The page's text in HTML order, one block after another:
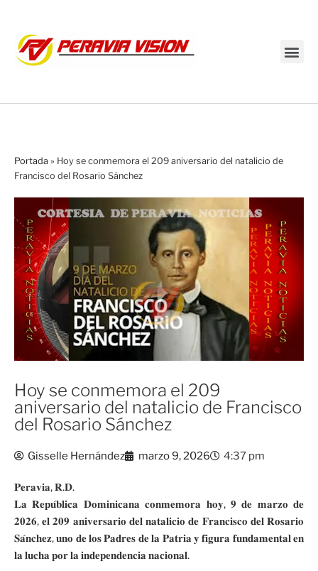
Portada » Hoy se conmemora el 209 aniversario del natalicio de
Francisco del Rosario Sánchez
Hoy se conmemora el 209
aniversario del natalicio de Francisco
del Rosario Sánchez
Gisselle Hernández marzo 9, 2026 4:37 pm
𝐏𝐞𝐫𝐚𝐯𝐢𝐚, 𝐑.𝐃.
𝐋𝐚 𝐑𝐞𝐩𝐮́𝐛𝐥𝐢𝐜𝐚 𝐃𝐨𝐦𝐢𝐧𝐢𝐜𝐚𝐧𝐚 𝐜𝐨𝐧𝐦𝐞𝐦𝐨𝐫𝐚 𝐡𝐨𝐲, 𝟗 𝐝𝐞 𝐦𝐚𝐫𝐳𝐨 𝐝𝐞
𝟐𝟎𝟐𝟔, 𝐞𝐥 𝟐𝟎𝟗 𝐚𝐧𝐢𝐯𝐞𝐫𝐬𝐚𝐫𝐢𝐨 𝐝𝐞𝐥 𝐧𝐚𝐭𝐚𝐥𝐢𝐜𝐢𝐨 𝐝𝐞 𝐅𝐫𝐚𝐧𝐜𝐢𝐬𝐜𝐨 𝐝𝐞𝐥 𝐑𝐨𝐬𝐚𝐫𝐢𝐨
𝐒𝐚́𝐧𝐜𝐡𝐞𝐳, 𝐮𝐧𝐨 𝐝𝐞 𝐥𝐨𝐬 𝐏𝐚𝐝𝐫𝐞𝐬 𝐝𝐞 𝐥𝐚 𝐏𝐚𝐭𝐫𝐢𝐚 𝐲 𝐟𝐢𝐠𝐮𝐫𝐚 𝐟𝐮𝐧𝐝𝐚𝐦𝐞𝐧𝐭𝐚𝐥 𝐞𝐧
𝐥𝐚 𝐥𝐮𝐜𝐡𝐚 𝐩𝐨𝐫 𝐥𝐚 𝐢𝐧𝐝𝐞𝐩𝐞𝐧𝐝𝐞𝐧𝐜𝐢𝐚 𝐧𝐚𝐜𝐢𝐨𝐧𝐚𝐥.